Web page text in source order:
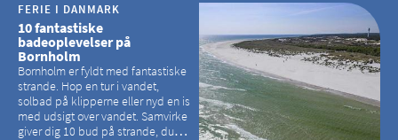
FERIE I DANMARK
10 fantastiske
badeoplevelser på
Bornholm
Bornholm er fyldt med fantastiske
strande. Hop en tur i vandet,
solbad på klipperne eller nyd en is
med udsigt over vandet. Samvirke
giver dig 10 bud på strande, du